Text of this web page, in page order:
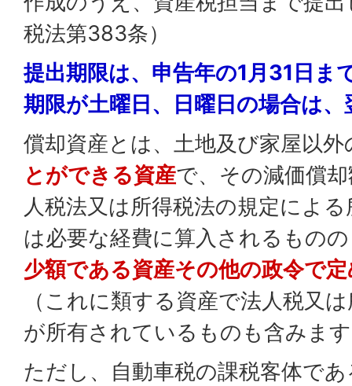
税法第383条）
提出期限は、申告年の1月31日ま
期限が土曜日、日曜日の場合は
償却資産とは、土地及び家屋以外
とができる資産で、その減価償
人税法又は所得税法の規定によ
は必要な経費に算入されるもの
少額である資産その他の政令で
（これに類する資産で法人税又
が所有されているものも含みま
ただし、自動車税の課税客体で